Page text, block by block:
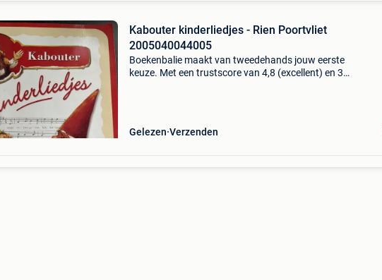
Kabouter kinderliedjes - Rien Poortvliet
2005040044005
Boekenbalie maakt van tweedehands jouw eerste
keuze. Met een trustscore van 4,8 (excellent) en 30
Gelezen Verzenden